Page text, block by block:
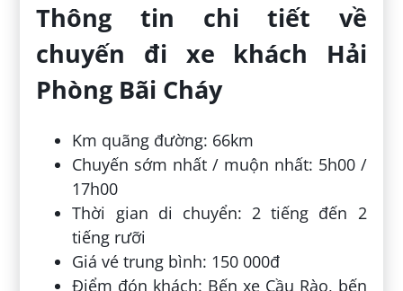
Thông tin chi tiết về
chuyến đi xe khách Hải
Phòng Bãi Cháy
Km quãng đường: 66km
Chuyến sớm nhất / muộn nhất: 5h00 /
17h00
Thời gian di chuyển: 2 tiếng đến 2
tiếng rưỡi
Giá vé trung bình: 150 000đ
Điểm đón khách: Bến xe Cầu Rào, bến